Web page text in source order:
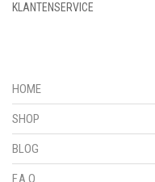
KLANTENSERVICE
HOME
SHOP
BLOG
F.A.Q.